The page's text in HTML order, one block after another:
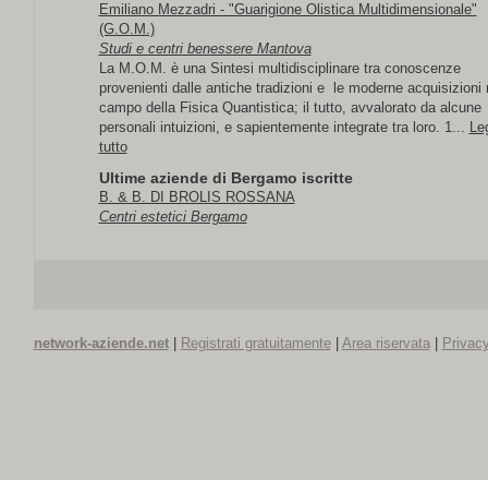
Emiliano Mezzadri - "Guarigione Olistica Multidimensionale"
(G.O.M.)
Studi e centri benessere Mantova
La M.O.M. è una Sintesi multidisciplinare tra conoscenze
provenienti dalle antiche tradizioni e le moderne acquisizioni
campo della Fisica Quantistica; il tutto, avvalorato da alcune
personali intuizioni, e sapientemente integrate tra loro. 1...
tutto
Ultime aziende di Bergamo iscritte
B. & B. DI BROLIS ROSSANA
Centri estetici Bergamo
network-aziende.net| Registrati gratuitamente| Area riservata|